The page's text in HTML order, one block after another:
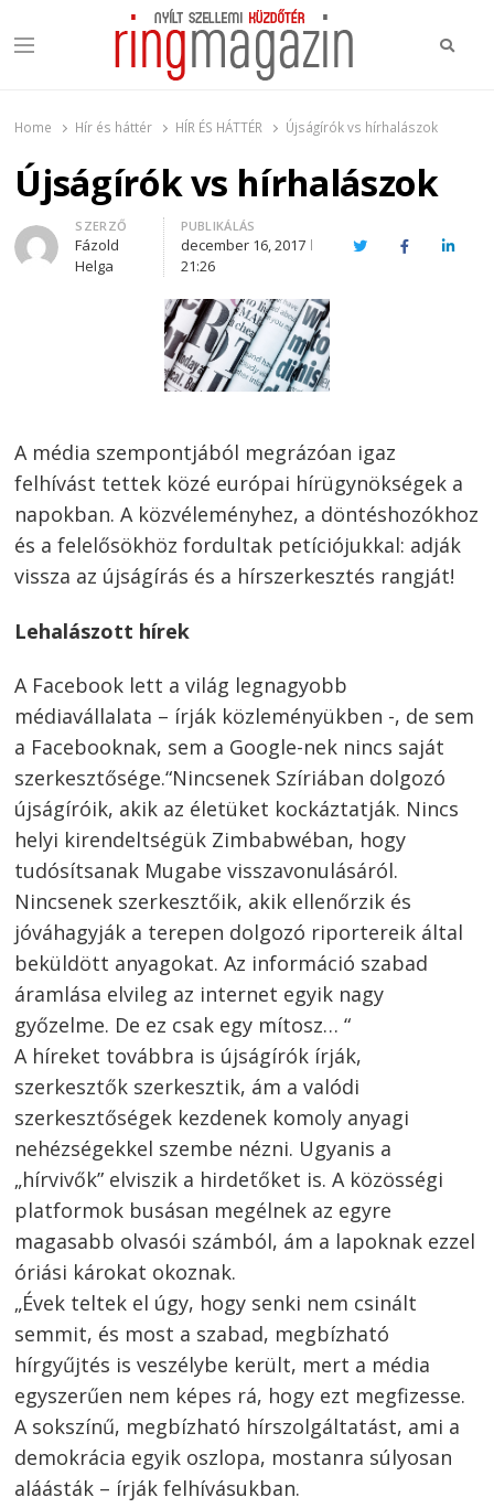
Menu
Home Hír és háttér HÍR ÉS HÁTTÉR Újságírók vs hírhalászok
Újságírók vs hírhalászok
Author
SZERZŐ
Fázold
Helga
PUBLIKÁLÁS
december 16, 2017
21:26
TwitterFacebook
A média szempontjából megrázóan igaz
felhívást tettek közé európai hírügynökségek a
napokban. A közvéleményhez, a döntéshozókhoz
és a felelősökhöz fordultak petíciójukkal: adják
vissza az újságírás és a hírszerkesztés rangját!
Lehalászott hírek
A Facebook lett a világ legnagyobb
médiavállalata – írják közleményükben -, de sem
a Facebooknak, sem a Google-nek nincs saját
szerkesztősége.“Nincsenek Szíriában dolgozó
újságíróik, akik az életüket kockáztatják. Nincs
helyi kirendeltségük Zimbabwéban, hogy
tudósítsanak Mugabe visszavonulásáról.
Nincsenek szerkesztőik, akik ellenőrzik és
jóváhagyják a terepen dolgozó riportereik által
beküldött anyagokat. Az információ szabad
áramlása elvileg az internet egyik nagy
győzelme. De ez csak egy mítosz… “
A híreket továbbra is újságírók írják,
szerkesztők szerkesztik, ám a valódi
szerkesztőségek kezdenek komoly anyagi
nehézségekkel szembe nézni. Ugyanis a
„hírvivők” elviszik a hirdetőket is. A közösségi
platformok busásan megélnek az egyre
magasabb olvasói számból, ám a lapoknak ezzel
óriási károkat okoznak.
„Évek teltek el úgy, hogy senki nem csinált
semmit, és most a szabad, megbízható
hírgyűjtés is veszélybe került, mert a média
egyszerűen nem képes rá, hogy ezt megfizesse.
A sokszínű, megbízható hírszolgáltatást, ami a
demokrácia egyik oszlopa, mostanra súlyosan
aláásták – írják felhívásukban.